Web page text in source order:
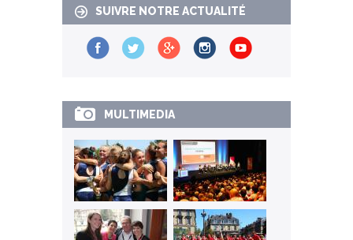
SUIVRE NOTRE ACTUALITÉ
MULTIMEDIA